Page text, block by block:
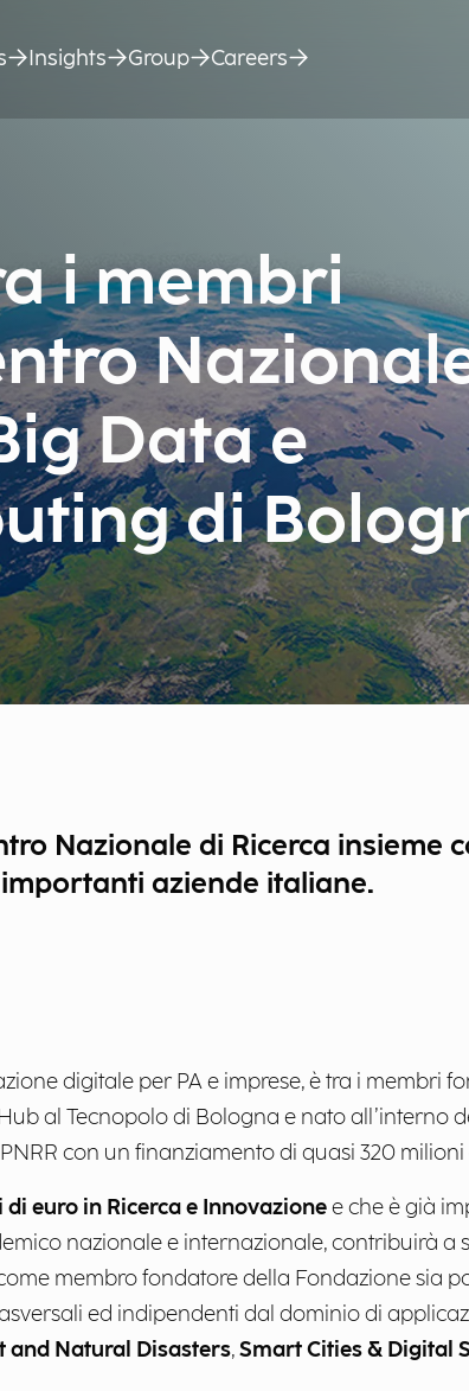
Insights Group Careers
i membri
Data e
di
Nazionale di Ricerca insieme
aziende italiane.
digitale per PA e imprese, è tra i membri
al Tecnopolo di Bologna e nato all’interno
con un finanziamento di quasi 320 milioni
euro in Ricerca e Innovazionee che è già
nazionale e internazionale, contribuirà a
membro fondatore della Fondazione sia
ed indipendenti dal dominio di
and Natural Disasters,Smart Cities& Digital